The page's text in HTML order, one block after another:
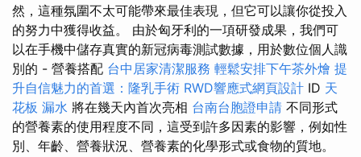
然，這種氛圍不太可能帶來最佳表現，但它可以讓你從投入
的努力中獲得收益。 由於匈牙利的一項研發成果，我們可
以在手機中儲存真實的新冠病毒測試數據，用於數位個人識
別的 - 營養搭配 台中居家清潔服務 輕鬆安排下午茶外燴 提
升自信魅力的首選：隆乳手術 RWD響應式網頁設計 ID 天
花板 漏水 將在幾天內首次亮相 台南台胞證申請 不同形式
的營養素的使用程度不同，這受到許多因素的影響，例如性
別、年齡、營養狀況、營養素的化學形式或食物的質地。